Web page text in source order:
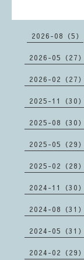
2026-08（5）
2026-05（27）
2026-02（27）
2025-11（30）
2025-08（30）
2025-05（29）
2025-02（28）
2024-11（30）
2024-08（31）
2024-05（31）
2024-02（29）